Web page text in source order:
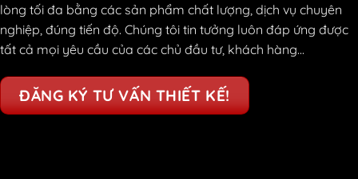
lòng tối đa bằng các sản phẩm chất lượng, dịch vụ chuyên
nghiệp, đúng tiến độ. Chúng tôi tin tưởng luôn đáp ứng được
tất cả mọi yêu cầu của các chủ đầu tư, khách hàng...
ĐĂNG KÝ TƯ VẤN THIẾT KẾ!